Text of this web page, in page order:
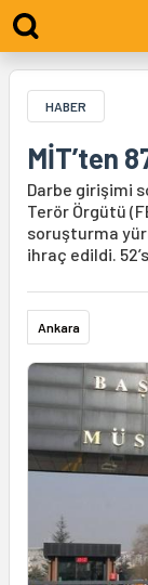
HABER
MİT’ten
Darbe girişimi
Terör Örgütü
soruşturma
ihraç edildi.
Ankara